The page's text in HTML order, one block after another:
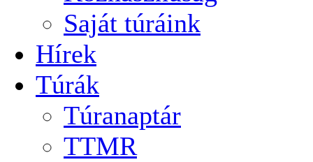
Saját túráink
Hírek
Túrák
Túranaptár
TTMR